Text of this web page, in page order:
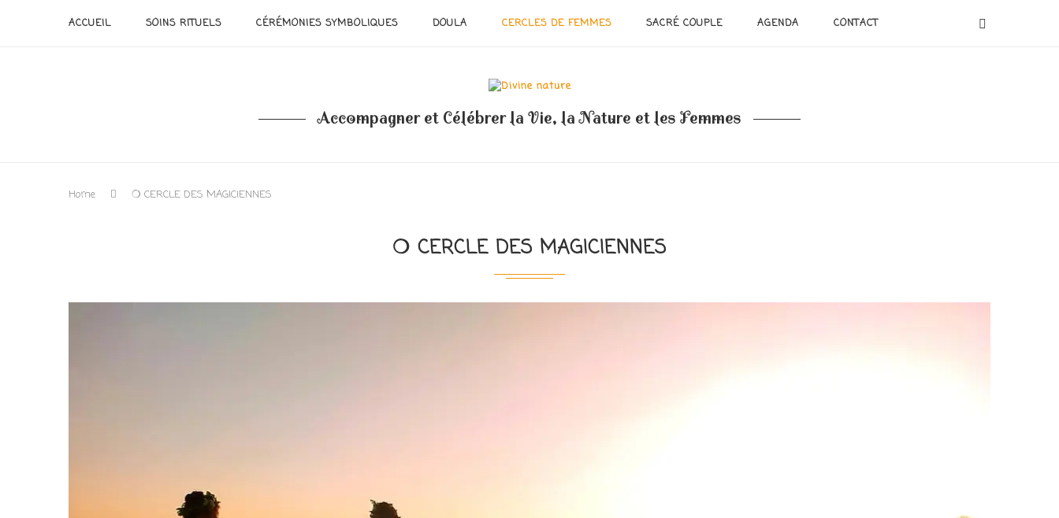
ACCUEIL SOINS RITUELS CÉRÉMONIES SYMBOLIQUES DOULA CERCLES DE FEMMES SACRÉ COUPLE AGENDA CONTACT
Accompagner et Célébrer la Vie, la Nature et les Femmes
Home ❍ CERCLE DES MAGICIENNES
❍ CERCLE DES MAGICIENNES